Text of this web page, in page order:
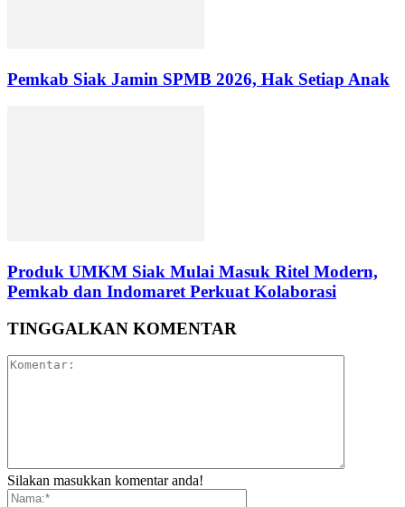
Pemkab Siak Jamin SPMB 2026, Hak Setiap Anak
Produk UMKM Siak Mulai Masuk Ritel Modern,
Pemkab dan Indomaret Perkuat Kolaborasi
TINGGALKAN KOMENTAR
Silakan masukkan komentar anda!